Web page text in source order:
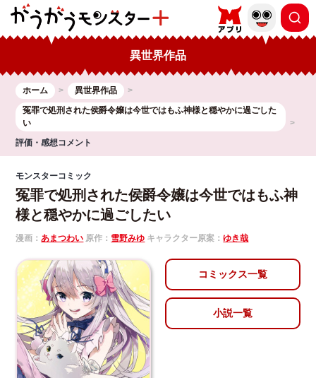
異世界作品
ホーム
異世界作品
冤罪で処刑された侯爵令嬢は今世ではもふ神様と穏やかに過ごした
い
評価・感想コメント
モンスターコミック
冤罪で処刑された侯爵令嬢は今世ではもふ神
様と穏やかに過ごしたい
漫画： あまつわい 原作： 雪野みゆ キャラクター原案：ゆき哉
コミックス一覧
小説一覧